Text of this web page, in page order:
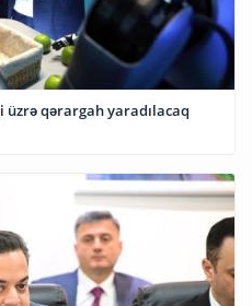
qərargah yaradılacaq